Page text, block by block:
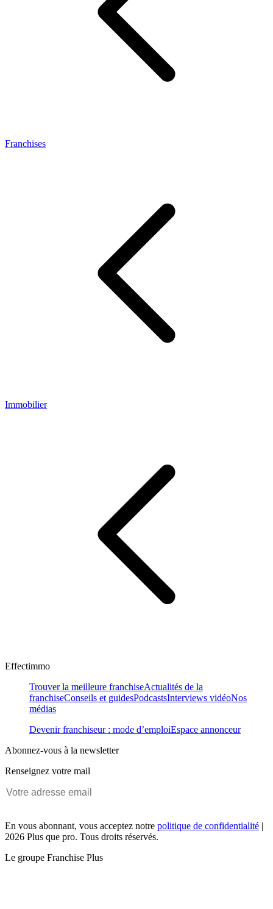
Franchises
Immobilier
Effectimmo
Trouver la meilleure franchiseActualités de la
franchiseConseils et guidesPodcastsInterviews vidéoNos
médias
Devenir franchiseur : mode d’emploiEspace annonceur
Abonnez-vous à la newsletter
Renseignez votre mail
En vous abonnant, vous acceptez notre politique de confidentialité |
2026 Plus que pro. Tous droits réservés.
Le groupe Franchise Plus